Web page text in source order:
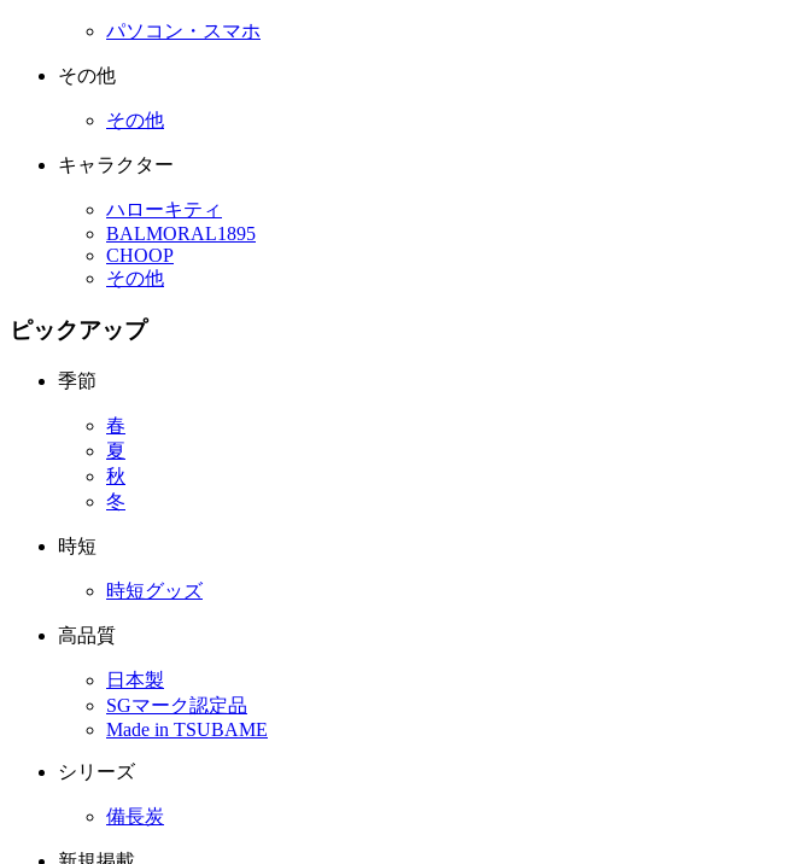
パソコン・スマホ
その他
その他
キャラクター
ハローキティ
BALMORAL1895
CHOOP
その他
ピックアップ
季節
春
夏
秋
冬
時短
時短グッズ
高品質
日本製
SGマーク認定品
Made in TSUBAME
シリーズ
備長炭